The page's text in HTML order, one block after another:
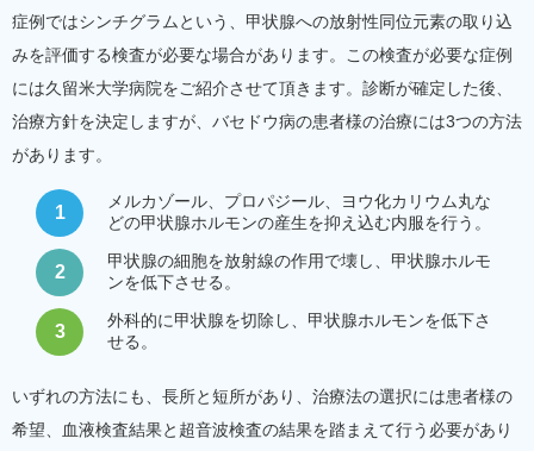
症例ではシンチグラムという、甲状腺への放射性同位元素の取り込
みを評価する検査が必要な場合があります。この検査が必要な症例
には久留米大学病院をご紹介させて頂きます。診断が確定した後、
治療方針を決定しますが、バセドウ病の患者様の治療には3つの方法
があります。
1
メルカゾール、プロパジール、ヨウ化カリウム丸な
どの甲状腺ホルモンの産生を抑え込む内服を行う。
2
甲状腺の細胞を放射線の作用で壊し、甲状腺ホルモ
ンを低下させる。
3
外科的に甲状腺を切除し、甲状腺ホルモンを低下さ
せる。
いずれの方法にも、長所と短所があり、治療法の選択には患者様の
希望、血液検査結果と超音波検査の結果を踏まえて行う必要があり